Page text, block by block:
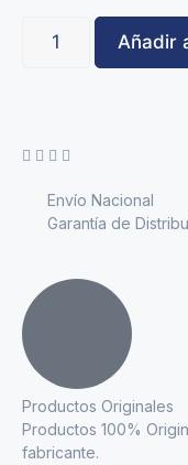
Añadir
Envío Nacional
Garantía de
Productos Originales
Productos 100%
fabricante.